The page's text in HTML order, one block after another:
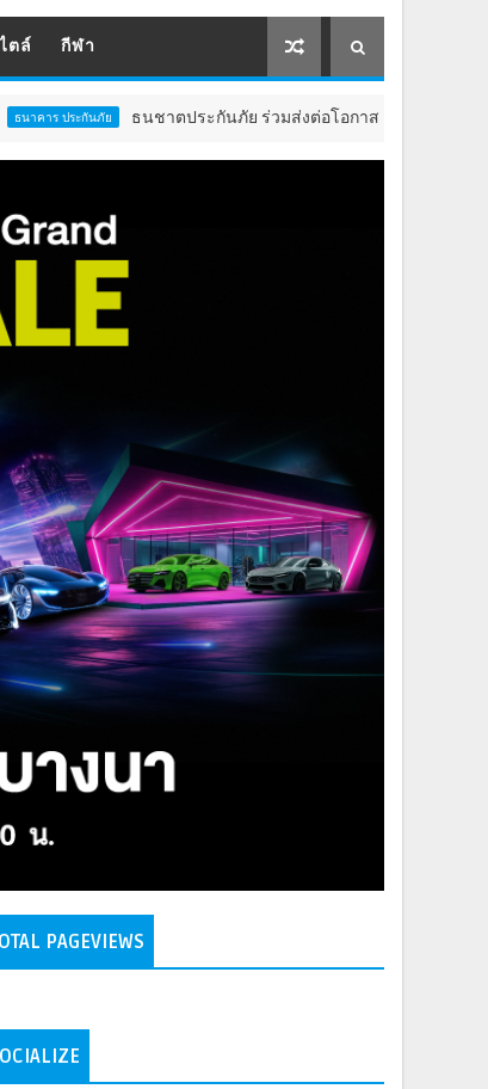
ตล์ กีฬา
ธนชาตประกันภัย ร่วมส่งต่อโอกาสทางการศึกษาสนับสนุนอาหารก
PAGEVIEWS